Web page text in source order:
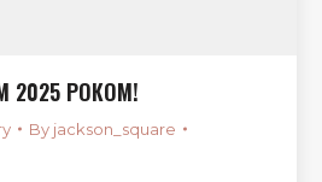
2025 РОКОМ!
By jackson_square